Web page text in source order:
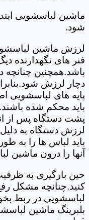
ماشین لباسشویی
شود.
لرزش ماشین
فنر های نگهدارنده
باشد.همچنین
دچار لرزش
پایه های لباسشویی
باید محکم شده
پشت دستگاه پس از
لرزش دستگاه به
باید لباس ها را به
آنها را درون ماشین
حین بارگیری به
کنید.چنانچه مشکل
لباسشویی در ربط
بلبرینگ ماشین